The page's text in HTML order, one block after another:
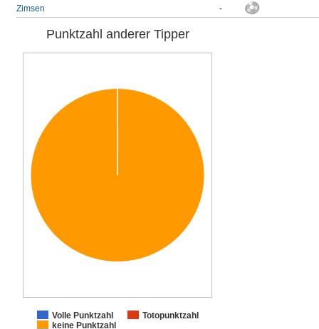
Zimsen -
Punktzahl anderer Tipper
Volle Punktzahl
Totopunktzahl
keine Punktzahl